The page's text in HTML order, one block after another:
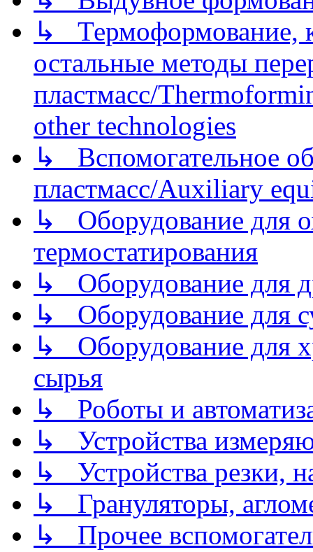
↳ Термоформование,
остальные методы
пластмасс/
other technologies
↳ Вспомогательное
пластмасс/Auxiliary
↳ Оборудование для
термостатирования
↳ Оборудование для
↳ Оборудование для
↳ Оборудование для
сырья
↳ Роботы и
↳ Устройства
↳ Устройства резки,
↳ Грануляторы,
↳ Прочее